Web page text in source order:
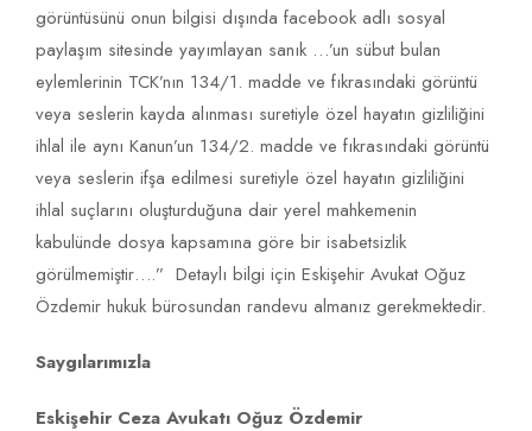
görüntüsünü onun bilgisi dışında facebook adlı sosyal
paylaşım sitesinde yayımlayan sanık …’un sübut bulan
eylemlerinin TCK’nın 134/1. madde ve fıkrasındaki görüntü
veya seslerin kayda alınması suretiyle özel hayatın gizliliğini
ihlal ile aynı Kanun’un 134/2. madde ve fıkrasındaki görüntü
veya seslerin ifşa edilmesi suretiyle özel hayatın gizliliğini
ihlal suçlarını oluşturduğuna dair yerel mahkemenin
kabulünde dosya kapsamına göre bir isabetsizlik
görülmemiştir….” Detaylı bilgi için Eskişehir Avukat Oğuz
Özdemir hukuk bürosundan randevu almanız gerekmektedir.
Saygılarımızla
Eskişehir Ceza Avukatı Oğuz Özdemir